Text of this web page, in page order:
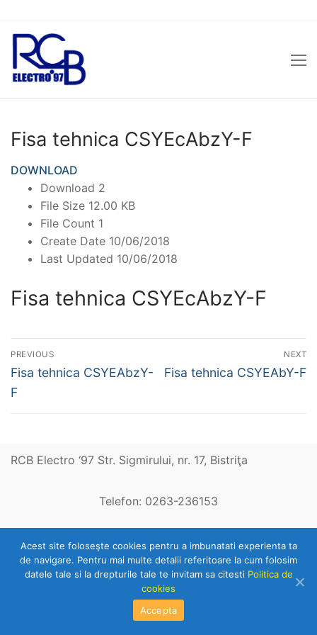
Skip
content
Fisa tehnica CSYEcAbzY-F
DOWNLOAD
Download 2
File Size 12.00 KB
File Count 1
Create Date 10/06/2018
Last Updated 10/06/2018
Fisa tehnica CSYEcAbzY-F
Post
navigation
PREVIOUS
Previous
post:
Fisa tehnica CSYEAbzY-
F
NEXT
Next
Fisa tehnica CSYEAbY-F
RCB Electro ‘97 Str. Sigmirului, nr. 17, Bistriţa
Telefon: 0263-236153
Copyright © 2026 RCB Electro 97
Acest site foloseşte cookies pentru a imbunatati experienta ta
de navigare. Pentru mai multe detalii referitoare la cum folosim
datele tale si la drepturile tale te invitam sa citesti Politica de
cookies
Accepta